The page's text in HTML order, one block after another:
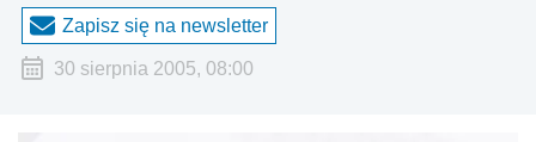
Zapisz się na newsletter
30 sierpnia 2005, 08:00